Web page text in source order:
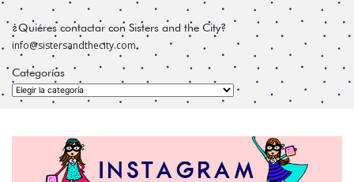
¿Quiéres contactar con Sisters and the City?
info@sistersandthecity.com
Categorías
Categorías